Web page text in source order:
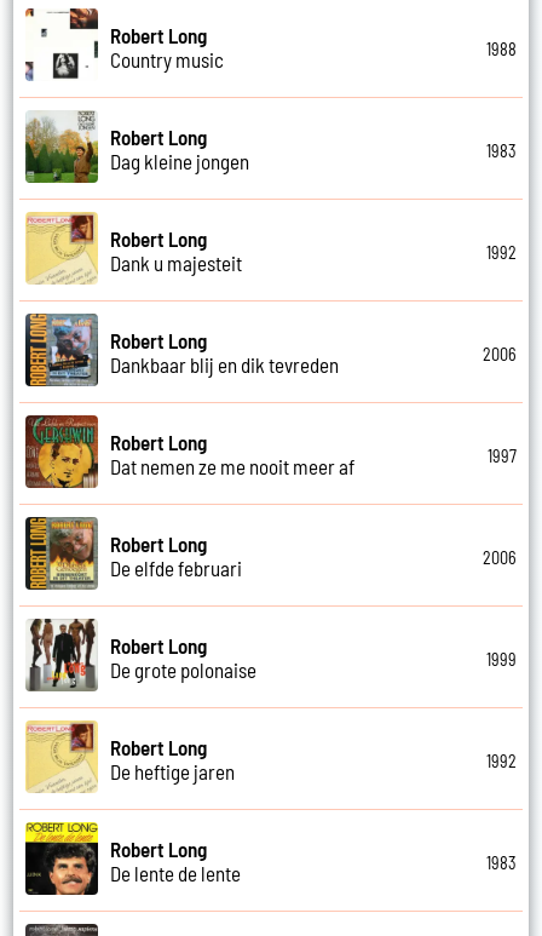
Robert Long
Country music
1988
Robert Long
Dag kleine jongen
1983
Robert Long
Dank u majesteit
1992
Robert Long
Dankbaar blij en dik tevreden
2006
Robert Long
Dat nemen ze me nooit meer af
1997
Robert Long
De elfde februari
2006
Robert Long
De grote polonaise
1999
Robert Long
De heftige jaren
1992
Robert Long
De lente de lente
1983